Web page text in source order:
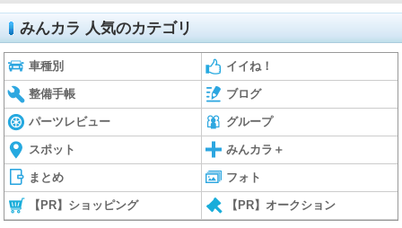
みんカラ 人気のカテゴリ
車種別 イイね！
整備手帳 ブログ
パーツレビュー グループ
スポット みんカラ＋
まとめ フォト
【PR】ショッピング 【PR】オークション